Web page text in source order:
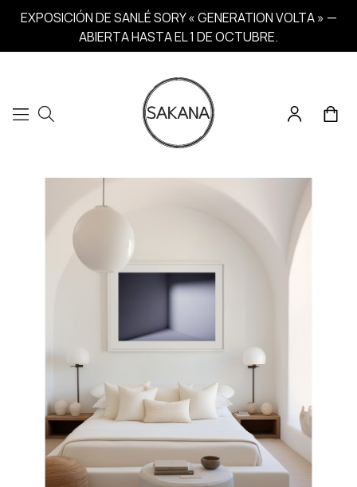
EXPOSICIÓN DE SANLÉ SORY « GENERATION VOLTA » —
ABIERTA HASTA EL 1 DE OCTUBRE.